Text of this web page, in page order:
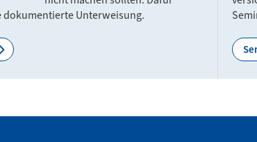
dokumentierte Unterweisung.